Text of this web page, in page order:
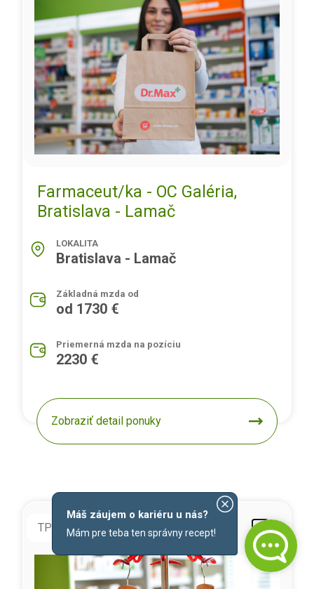
Farmaceut/ka - OC Galéria,
Bratislava - Lamač
LOKALITA
Bratislava - Lamač
Základná mzda od
od 1730 €
Priemerná mzda na pozíciu
2230 €
Zobraziť detail ponuky
TPP doba neurčitá
Máš záujem o kariéru u nás?
Mám pre teba ten správny recept!